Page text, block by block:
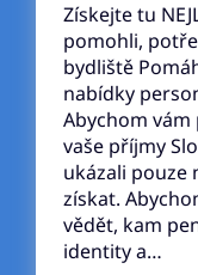
Získejte tu
pomohli,
bydliště
nabídky
Abychom
vaše příjmy
ukázali pouze
získat.
vědět, kam
identity a…